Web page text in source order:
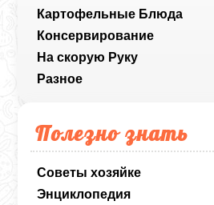
Картофельные Блюда
Консервирование
На скорую Руку
Разное
Полезно знать
Советы хозяйке
Энциклопедия